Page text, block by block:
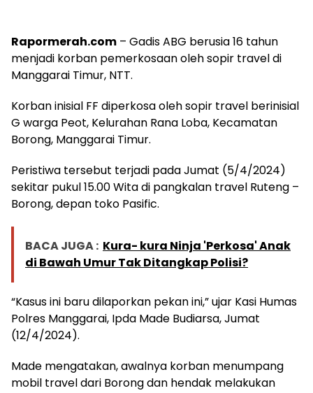
Rapormerah.com – Gadis ABG berusia 16 tahun
menjadi korban pemerkosaan oleh sopir travel di
Manggarai Timur, NTT.
Korban inisial FF diperkosa oleh sopir travel berinisial
G warga Peot, Kelurahan Rana Loba, Kecamatan
Borong, Manggarai Timur.
Peristiwa tersebut terjadi pada Jumat (5/4/2024)
sekitar pukul 15.00 Wita di pangkalan travel Ruteng –
Borong, depan toko Pasific.
BACA JUGA : Kura- kura Ninja 'Perkosa' Anak
di Bawah Umur Tak Ditangkap Polisi?
“Kasus ini baru dilaporkan pekan ini,” ujar Kasi Humas
Polres Manggarai, Ipda Made Budiarsa, Jumat
(12/4/2024).
Made mengatakan, awalnya korban menumpang
mobil travel dari Borong dan hendak melakukan